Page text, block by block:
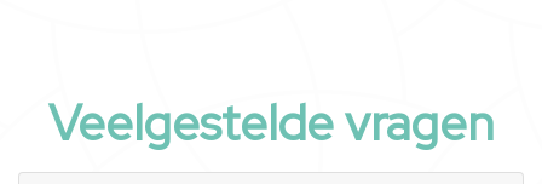
Veelgestelde vragen